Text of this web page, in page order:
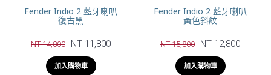
Fender Indio 2 藍牙喇叭
復古黑
NT 14,800 NT 11,800
加入購物車
Fender Indio 2 藍牙喇叭
黃色斜紋
NT 15,800 NT 12,800
加入購物車